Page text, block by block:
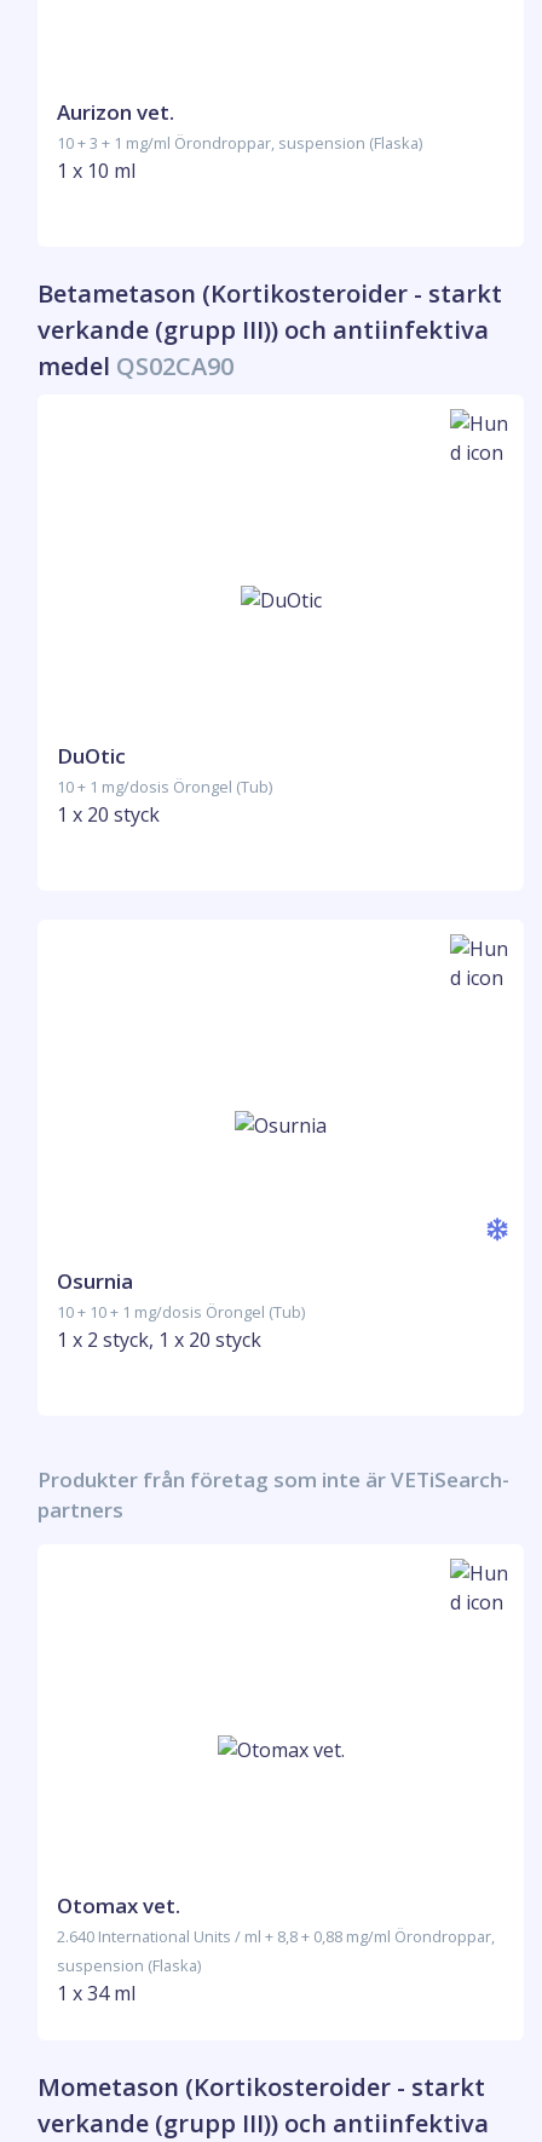
Aurizon vet.
10 + 3 + 1 mg/ml Örondroppar, suspension (Flaska)
1 x 10 ml
Betametason (Kortikosteroider - starkt
verkande (grupp III)) och antiinfektiva
medel QS02CA90
DuOtic
10 + 1 mg/dosis Örongel (Tub)
1 x 20 styck
Osurnia
10 + 10 + 1 mg/dosis Örongel (Tub)
1 x 2 styck, 1 x 20 styck
Produkter från företag som inte är VETiSearch-
partners
Otomax vet.
2.640 International Units / ml + 8,8 + 0,88 mg/ml Örondroppar,
suspension (Flaska)
1 x 34 ml
Mometason (Kortikosteroider - starkt
verkande (grupp III)) och antiinfektiva